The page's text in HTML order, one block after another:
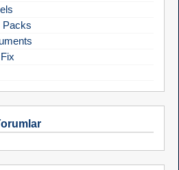
Packs